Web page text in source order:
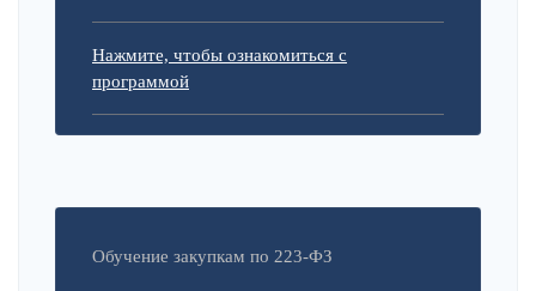
Нажмите, чтобы ознакомиться с
программой
Обучение закупкам по 223-ФЗ